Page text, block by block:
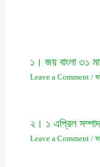
১। জয় বাংলা ৩১
Leave a Comment /
২। ১ এপ্রিল
Leave a Comment /